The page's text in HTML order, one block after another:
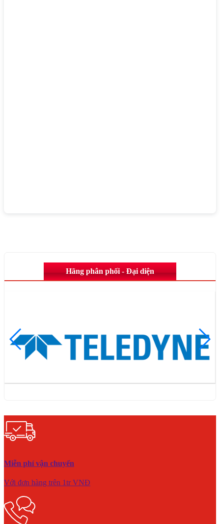
Hãng phân phối - Đại diện
Miễn phí vận chuyển
Với đơn hàng trên 1tr VNĐ